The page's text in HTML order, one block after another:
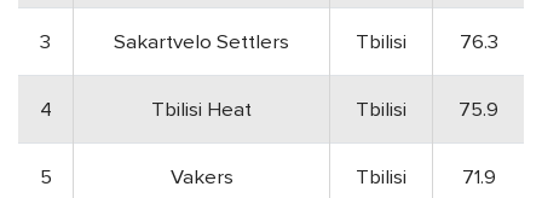
3 Sakartvelo Settlers Tbilisi 76.3
4 Tbilisi Heat Tbilisi 75.9
5 Vakers Tbilisi 71.9